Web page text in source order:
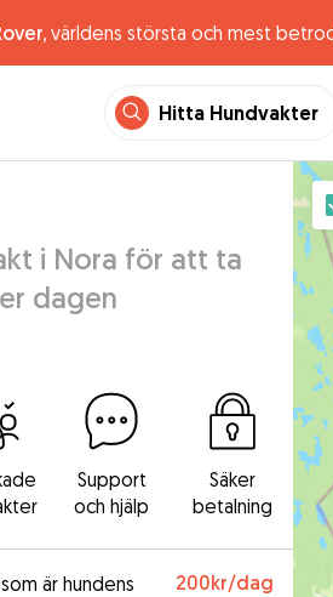
världens största och mest
Hitta Hundvakter
i Nora för att ta
dagen
Support
och hjälp
Säker
betalning
är hundens
200kr/dag